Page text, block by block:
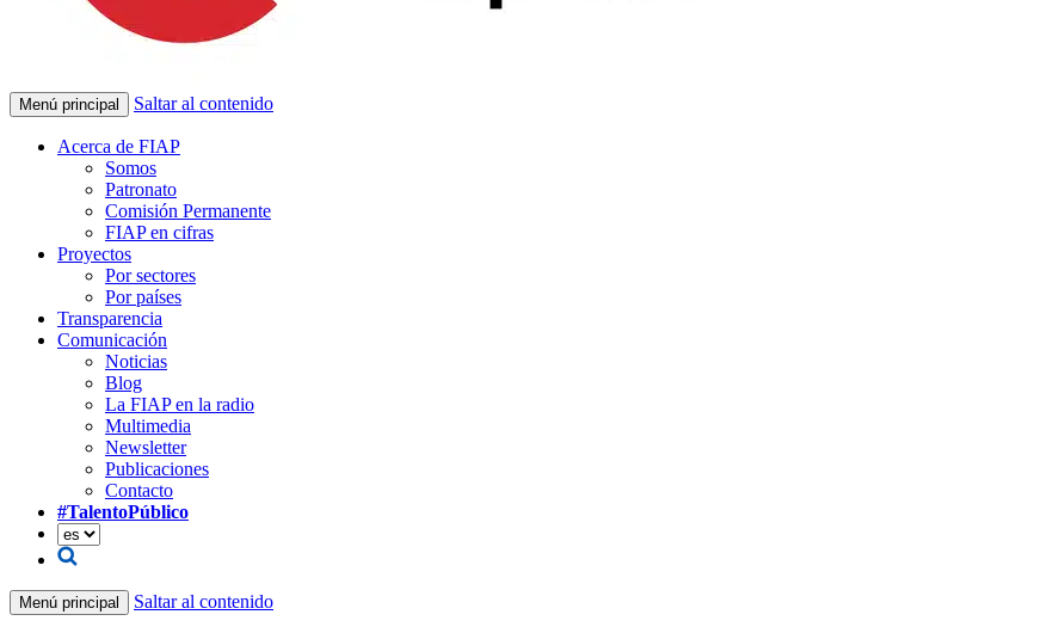
Menú principal Saltar al contenido
Acerca de FIAP
Somos
Patronato
Comisión Permanente
FIAP en cifras
Proyectos
Por sectores
Por países
Transparencia
Comunicación
Noticias
Blog
La FIAP en la radio
Multimedia
Newsletter
Publicaciones
Contacto
#TalentoPúblico
Menú principal Saltar al contenido